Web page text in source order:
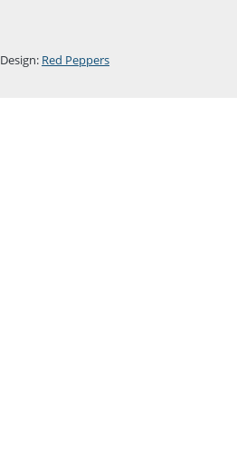
Design: Red Peppers